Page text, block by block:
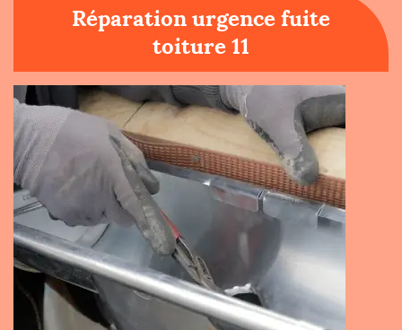
Réparation urgence fuite
toiture 11